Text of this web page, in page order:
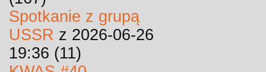
Spotkanie z grupą
USSR z 2026-06-26
19:36 (11)